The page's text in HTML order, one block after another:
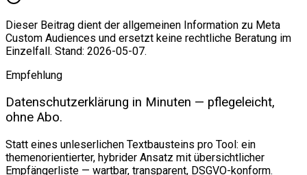
Dieser Beitrag dient der allgemeinen Information zu Meta
Custom Audiences und ersetzt keine rechtliche Beratung im
Einzelfall. Stand: 2026-05-07.
Empfehlung
Datenschutzerklärung in Minuten — pflegeleicht,
ohne Abo.
Statt eines unleserlichen Textbausteins pro Tool: ein
themenorientierter, hybrider Ansatz mit übersichtlicher
Empfängerliste — wartbar, transparent, DSGVO-konform.